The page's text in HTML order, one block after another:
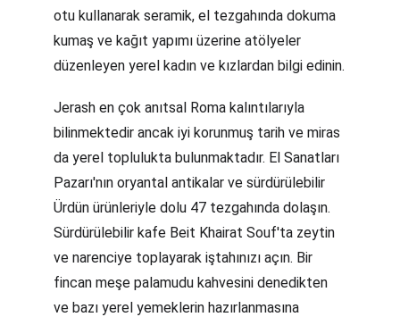
otu kullanarak seramik, el tezgahında dokuma
kumaş ve kağıt yapımı üzerine atölyeler
düzenleyen yerel kadın ve kızlardan bilgi edinin.
Jerash en çok anıtsal Roma kalıntılarıyla
bilinmektedir ancak iyi korunmuş tarih ve miras
da yerel toplulukta bulunmaktadır. El Sanatları
Pazarı'nın oryantal antikalar ve sürdürülebilir
Ürdün ürünleriyle dolu 47 tezgahında dolaşın.
Sürdürülebilir kafe Beit Khairat Souf'ta zeytin
ve narenciye toplayarak iştahınızı açın. Bir
fincan meşe palamudu kahvesini denedikten
ve bazı yerel yemeklerin hazırlanmasına